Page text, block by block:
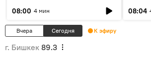
08:00 4 мин
08:04
Вчера Сегодня К эфиру
г. Бишкек 89.3